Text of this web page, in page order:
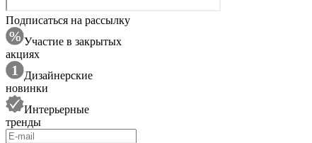
Подписаться на рассылку
Участие в закрытых
акциях
Дизайнерские
новинки
Интерьерные
тренды